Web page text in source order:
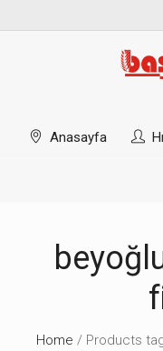
Anasayfa
Home / Products